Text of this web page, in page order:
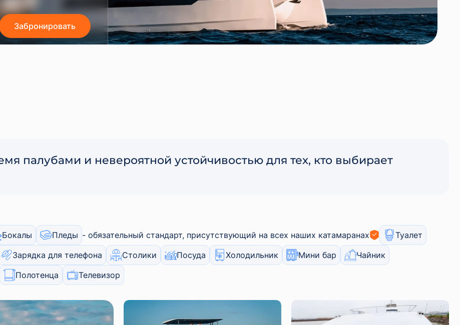
Забронировать
палубами и невероятной устойчивостью для тех, кто выбирает
Бокалы Пледы обязательный стандарт, присутствующий на всех наших катамаранах
Туалет
Зарядка для телефона Столики Посуда Холодильник Мини бар
Чайник
Полотенца Телевизор